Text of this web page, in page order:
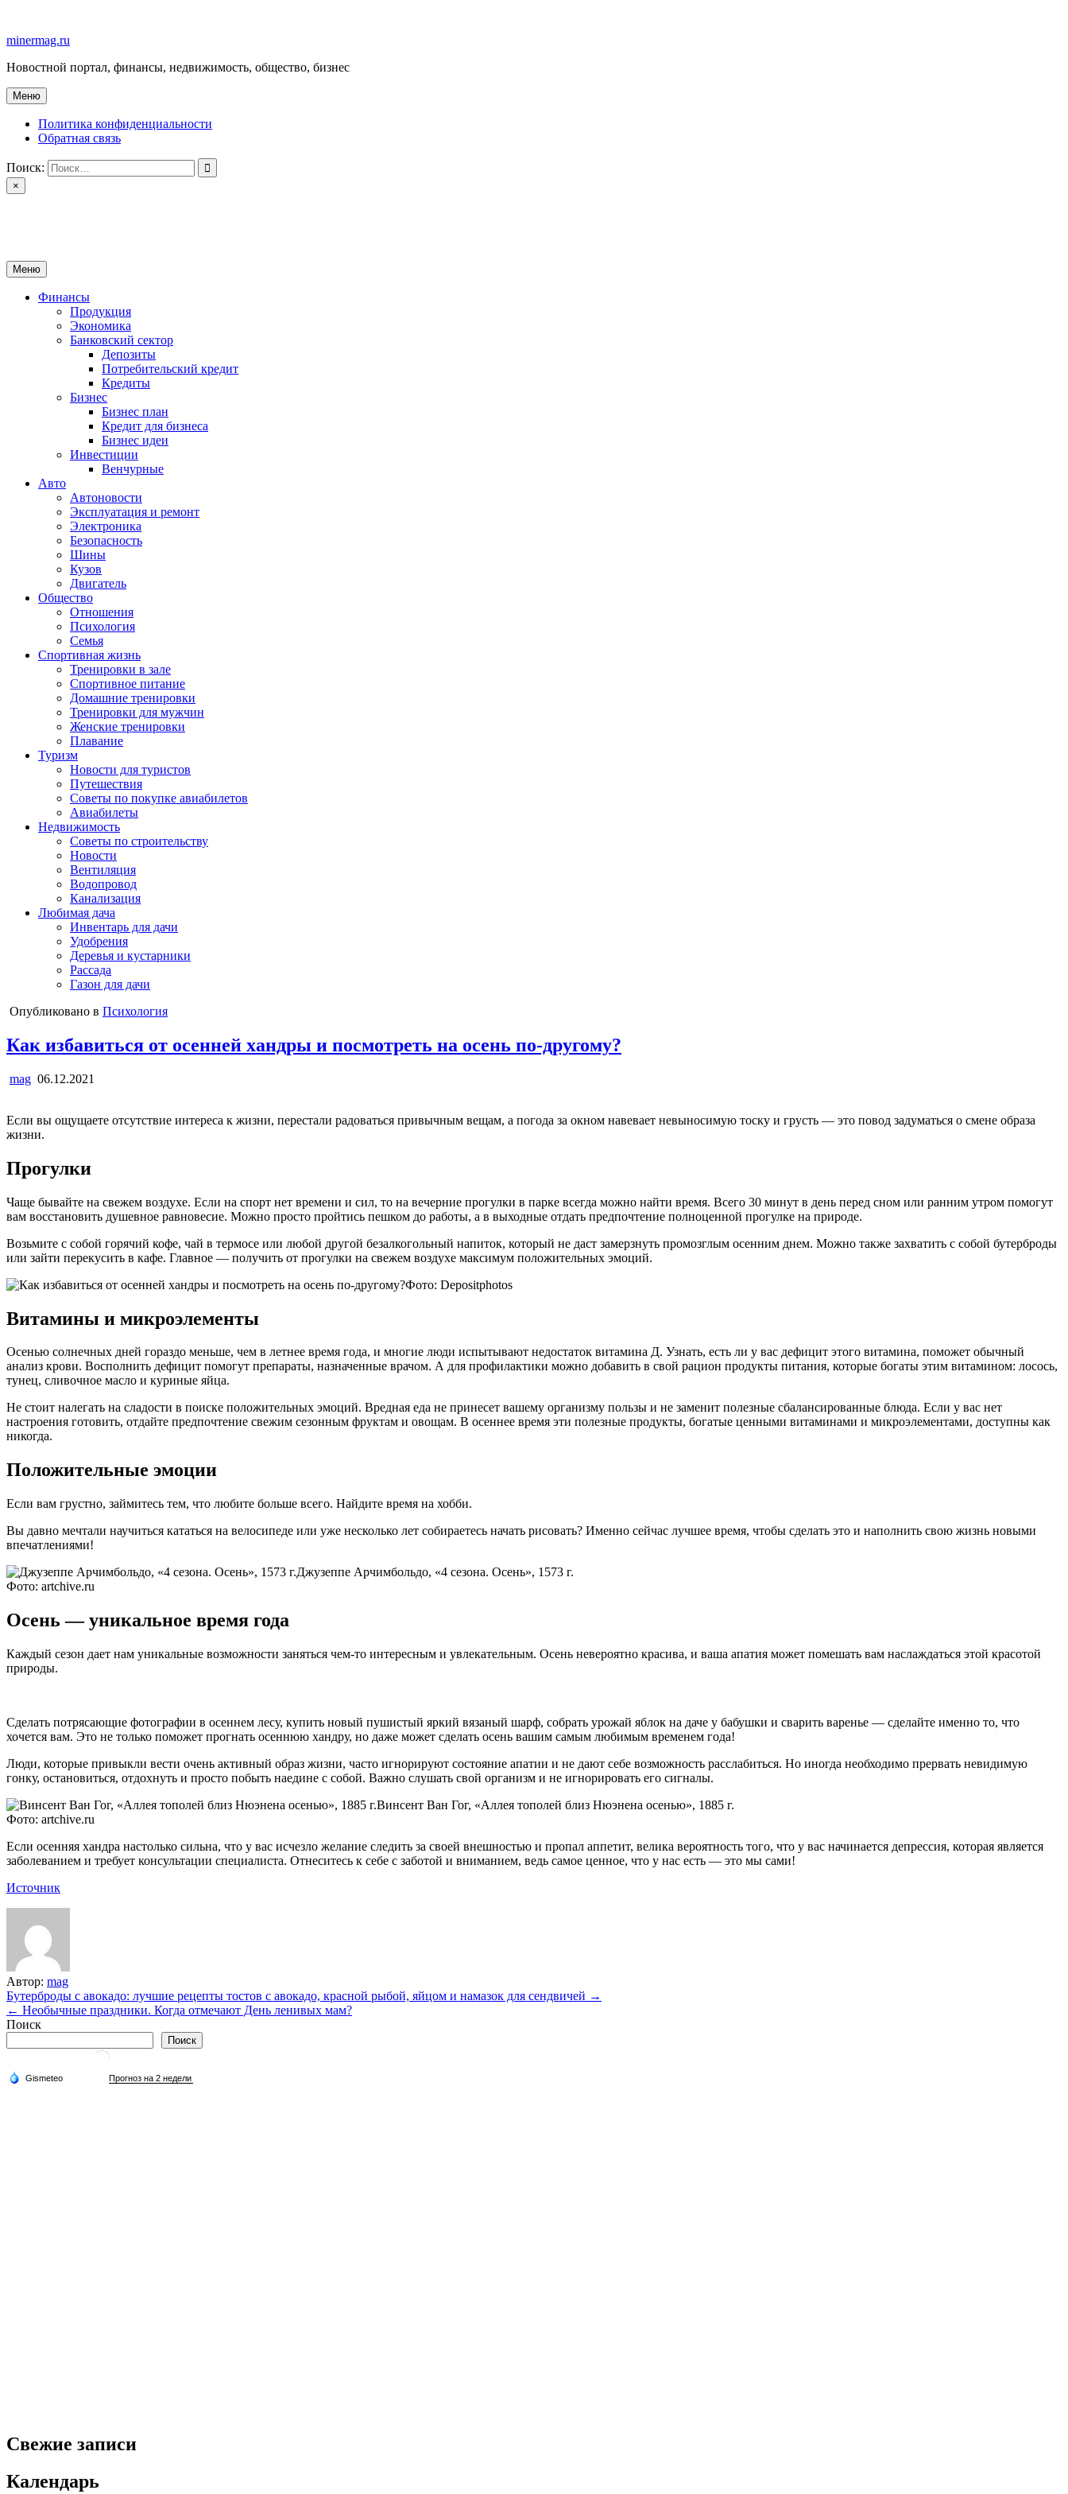
содержимому
minermag.ru
Новостной портал, финансы, недвижимость, общество, бизнес
Меню
Политика конфиденциальности
Обратная связь
Поиск:
×
Меню
Финансы
Продукция
Экономика
Банковский сектор
Депозиты
Потребительский кредит
Кредиты
Бизнес
Бизнес план
Кредит для бизнеса
Бизнес идеи
Инвестиции
Венчурные
Авто
Автоновости
Эксплуатация и ремонт
Электроника
Безопасность
Шины
Кузов
Двигатель
Общество
Отношения
Психология
Семья
Спортивная жизнь
Тренировки в зале
Спортивное питание
Домашние тренировки
Тренировки для мужчин
Женские тренировки
Плавание
Туризм
Новости для туристов
Путешествия
Советы по покупке авиабилетов
Авиабилеты
Недвижимость
Советы по строительству
Новости
Вентиляция
Водопровод
Канализация
Любимая дача
Инвентарь для дачи
Удобрения
Деревья и кустарники
Рассада
Газон для дачи
Опубликовано в Психология
Как избавиться от осенней хандры и посмотреть на осень по-другому?
mag 06.12.2021
Если вы ощущаете отсутствие интереса к жизни, перестали радоваться привычным вещам, а погода за окном навевает невыносимую тоску и грусть — это повод задуматься о смене образа
жизни.
Прогулки
Чаще бывайте на свежем воздухе. Если на спорт нет времени и сил, то на вечерние прогулки в парке всегда можно найти время. Всего 30 минут в день перед сном или ранним утром помогут
вам восстановить душевное равновесие. Можно просто пройтись пешком до работы, а в выходные отдать предпочтение полноценной прогулке на природе.
Возьмите с собой горячий кофе, чай в термосе или любой другой безалкогольный напиток, который не даст замерзнуть промозглым осенним днем. Можно также захватить с собой бутерброды
или зайти перекусить в кафе. Главное — получить от прогулки на свежем воздухе максимум положительных эмоций.
Фото: Depositphotos
Витамины и микроэлементы
Осенью солнечных дней гораздо меньше, чем в летнее время года, и многие люди испытывают недостаток витамина Д. Узнать, есть ли у вас дефицит этого витамина, поможет обычный
анализ крови. Восполнить дефицит помогут препараты, назначенные врачом. А для профилактики можно добавить в свой рацион продукты питания, которые богаты этим витамином: лосось,
тунец, сливочное масло и куриные яйца.
Не стоит налегать на сладости в поиске положительных эмоций. Вредная еда не принесет вашему организму пользы и не заменит полезные сбалансированные блюда. Если у вас нет
настроения готовить, отдайте предпочтение свежим сезонным фруктам и овощам. В осеннее время эти полезные продукты, богатые ценными витаминами и микроэлементами, доступны как
никогда.
Положительные эмоции
Если вам грустно, займитесь тем, что любите больше всего. Найдите время на хобби.
Вы давно мечтали научиться кататься на велосипеде или уже несколько лет собираетесь начать рисовать? Именно сейчас лучшее время, чтобы сделать это и наполнить свою жизнь новыми
впечатлениями!
Джузеппе Арчимбольдо, «4 сезона. Осень», 1573 г.
Фото: artchive.ru
Осень — уникальное время года
Каждый сезон дает нам уникальные возможности заняться чем-то интересным и увлекательным. Осень невероятно красива, и ваша апатия может помешать вам наслаждаться этой красотой
природы.
Сделать потрясающие фотографии в осеннем лесу, купить новый пушистый яркий вязаный шарф, собрать урожай яблок на даче у бабушки и сварить варенье — сделайте именно то, что
хочется вам. Это не только поможет прогнать осеннюю хандру, но даже может сделать осень вашим самым любимым временем года!
Люди, которые привыкли вести очень активный образ жизни, часто игнорируют состояние апатии и не дают себе возможность расслабиться. Но иногда необходимо прервать невидимую
гонку, остановиться, отдохнуть и просто побыть наедине с собой. Важно слушать свой организм и не игнорировать его сигналы.
Винсент Ван Гог, «Аллея тополей близ Нюэнена осенью», 1885 г.
Фото: artchive.ru
Если осенняя хандра настолько сильна, что у вас исчезло желание следить за своей внешностью и пропал аппетит, велика вероятность того, что у вас начинается депрессия, которая является
заболеванием и требует консультации специалиста. Отнеситесь к себе с заботой и вниманием, ведь самое ценное, что у нас есть — это мы сами!
Источник
Автор: mag
Навигация
по
Бутерброды с авокадо: лучшие рецепты тостов с авокадо, красной рыбой, яйцом и намазок для сендвичей →
← Необычные праздники. Когда отмечают День ленивых мам?
Поиск
Поиск
Свежие записи
Календарь